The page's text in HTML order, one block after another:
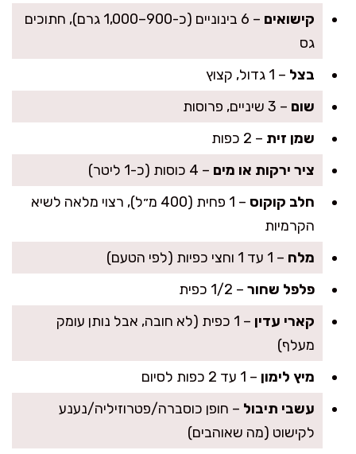
קישואים
– 6 בינוניים (כ-900–1,000 גרם), חתוכים
גס
בצל – 1 גדול, קצוץ
שום – 3 שיניים, פרוסות
שמן זית – 2 כפות
ציר ירקות או מים – 4 כוסות (כ-1 ליטר)
חלב קוקוס
– 1 פחית (400 מ״ל), רצוי מלאה לשיא
הקרמיות
מלח – 1 עד 1 וחצי כפיות (לפי הטעם)
פלפל שחור – 1/2 כפית
קארי עדין
– 1 כפית (לא חובה, אבל נותן עומק
מעלף)
מיץ לימון – 1 עד 2 כפות לסיום
עשבי תיבול – חופן כוסברה/פטרוזיליה/נענע
לקישוט (מה שאוהבים)